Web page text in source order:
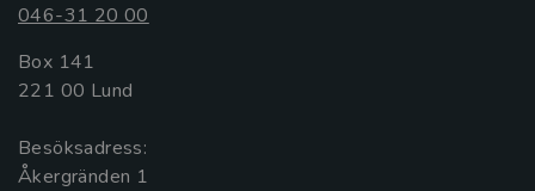
046-31 20 00
Box 141
221 00 Lund
Besöksadress:
Åkergränden 1